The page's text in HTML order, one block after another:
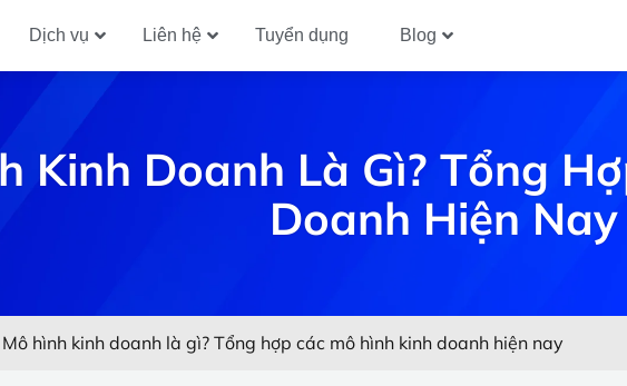
Dịch vụ Liên hệ Tuyển dụng Blog
Kinh Doanh Là Gì? Tổng
Doanh Hiện Nay
Mô hình kinh doanh là gì? Tổng hợp các mô hình kinh doanh hiện nay